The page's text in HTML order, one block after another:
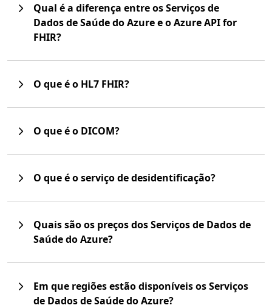
Qual é a diferença entre os Serviços de
Dados de Saúde do Azure e o Azure API for
FHIR?
O que é o HL7 FHIR?
O que é o DICOM?
O que é o serviço de desidentificação?
Quais são os preços dos Serviços de Dados de
Saúde do Azure?
Em que regiões estão disponíveis os Serviços
de Dados de Saúde do Azure?